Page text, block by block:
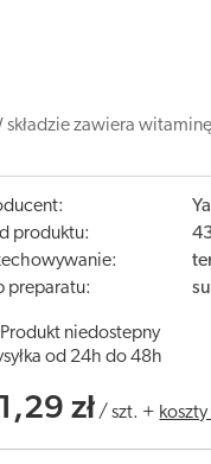
zawiera
produktu:
preparatu:
Produkt niedostepny
od 24h do 48h
zł /szt. + koszty